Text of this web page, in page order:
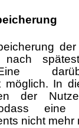
möglich. In
der
eine
nicht mehr